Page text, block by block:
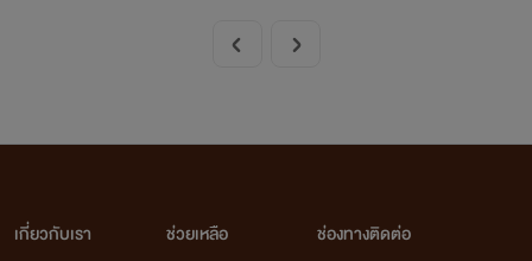
เกี่ยวกับเรา
ช่วยเหลือ
ช่องทางติดต่อ